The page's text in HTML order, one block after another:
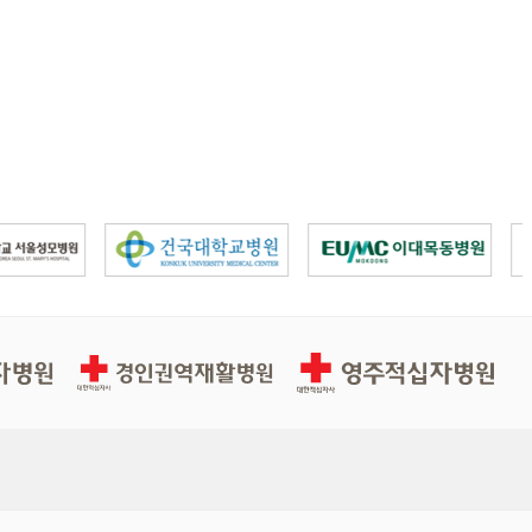
경인권역적십자병원 영주적십자병원